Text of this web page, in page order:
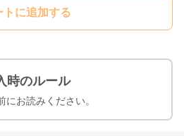
トに追加する
時のルール
にお読みください。